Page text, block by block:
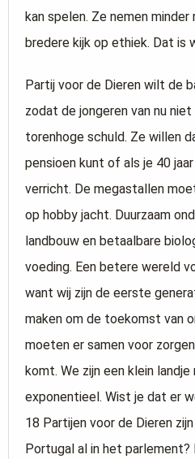
kan spelen. Ze nemen
bredere kijk op ethiek. Dat is
Partij voor de Dieren wilt de
zodat de jongeren van nu
torenhoge schuld. Ze willen
pensioen kunt of als je 40
verricht. De megastallen
op hobby jacht. Duurzaam
landbouw en betaalbare
voeding. Een betere wereld
want wij zijn de eerste
maken om de toekomst van
moeten er samen voor
komt. We zijn een klein
exponentieel. Wist je dat er
18 Partijen voor de Dieren
Portugal al in het parlement?